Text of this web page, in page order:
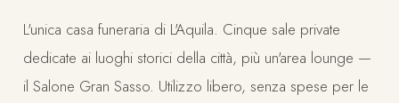
L'unica casa funeraria di L'Aquila. Cinque sale private
dedicate ai luoghi storici della città, più un'area lounge —
il Salone Gran Sasso. Utilizzo libero, senza spese per le